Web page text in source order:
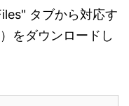
タブから対応す
をダウンロードし